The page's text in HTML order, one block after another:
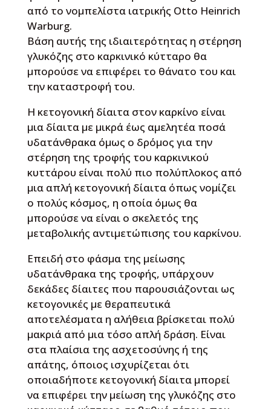
από το νομπελίστα ιατρικής Otto Heinrich
Warburg.
Βάση αυτής της ιδιαιτερότητας η στέρηση
γλυκόζης στο καρκινικό κύτταρο θα
μπορούσε να επιφέρει το θάνατο του και
την καταστροφή του.
Η κετογονική δίαιτα στον καρκίνο είναι
μια δίαιτα με μικρά έως αμελητέα ποσά
υδατάνθρακα όμως ο δρόμος για την
στέρηση της τροφής του καρκινικού
κυττάρου είναι πολύ πιο πολύπλοκος από
μια απλή κετογονική δίαιτα όπως νομίζει
ο πολύς κόσμος, η οποία όμως θα
μπορούσε να είναι ο σκελετός της
μεταβολικής αντιμετώπισης του καρκίνου.
Επειδή στο φάσμα της μείωσης
υδατάνθρακα της τροφής, υπάρχουν
δεκάδες δίαιτες που παρουσιάζονται ως
κετογονικές με θεραπευτικά
αποτελέσματα η αλήθεια βρίσκεται πολύ
μακριά από μια τόσο απλή δράση. Είναι
στα πλαίσια της ασχετοσύνης ή της
απάτης, όποιος ισχυρίζεται ότι
οποιαδήποτε κετογονική δίαιτα μπορεί
να επιφέρει την μείωση της γλυκόζης στο